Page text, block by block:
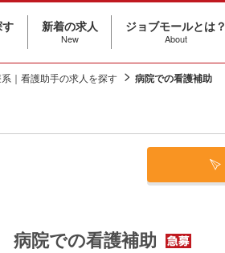
新着の求人
New
ジョブモールとは？
About
｜看護助手の求人を探す 病院での看護補助
病院での看護補助